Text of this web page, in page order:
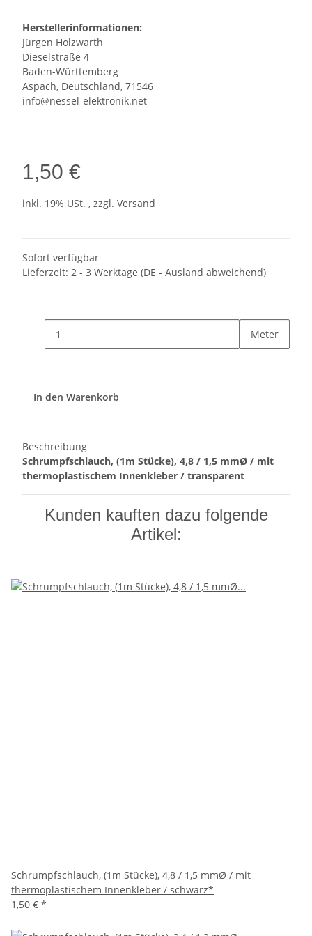
Herstellerinformationen:
Jürgen Holzwarth
Dieselstraße 4
Baden-Württemberg
Aspach, Deutschland, 71546
info@nessel-elektronik.net
1,50 €
inkl. 19% USt. , zzgl. Versand
Sofort verfügbar
Lieferzeit: 2 - 3 Werktage (DE - Ausland abweichend)
Meter
In den Warenkorb
Beschreibung
Schrumpfschlauch, (1m Stücke), 4,8 / 1,5 mmØ / mit
thermoplastischem Innenkleber / transparent
Kunden kauften dazu folgende
Artikel:
Schrumpfschlauch, (1m Stücke), 4,8 / 1,5 mmØ / mit
thermoplastischem Innenkleber / schwarz*
1,50 € *